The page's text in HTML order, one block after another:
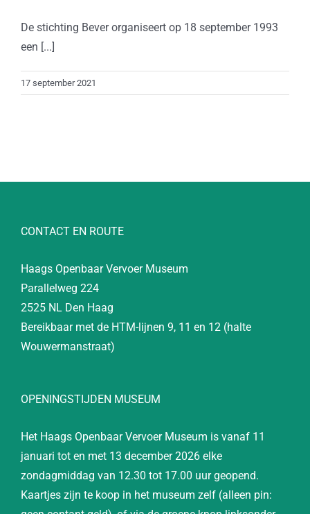
De stichting Bever organiseert op 18 september 1993
een [...]
17 september 2021
CONTACT EN ROUTE
Haags Openbaar Vervoer Museum
Parallelweg 224
2525 NL Den Haag
Bereikbaar met de HTM-lijnen 9, 11 en 12 (halte
Wouwermanstraat)
OPENINGSTIJDEN MUSEUM
Het Haags Openbaar Vervoer Museum is vanaf 11
januari tot en met 13 december 2026 elke
zondagmiddag van 12.30 tot 17.00 uur geopend.
Kaartjes zijn te koop in het museum zelf (alleen pin: